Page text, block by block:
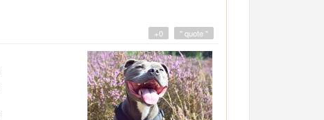
" quote "
+0